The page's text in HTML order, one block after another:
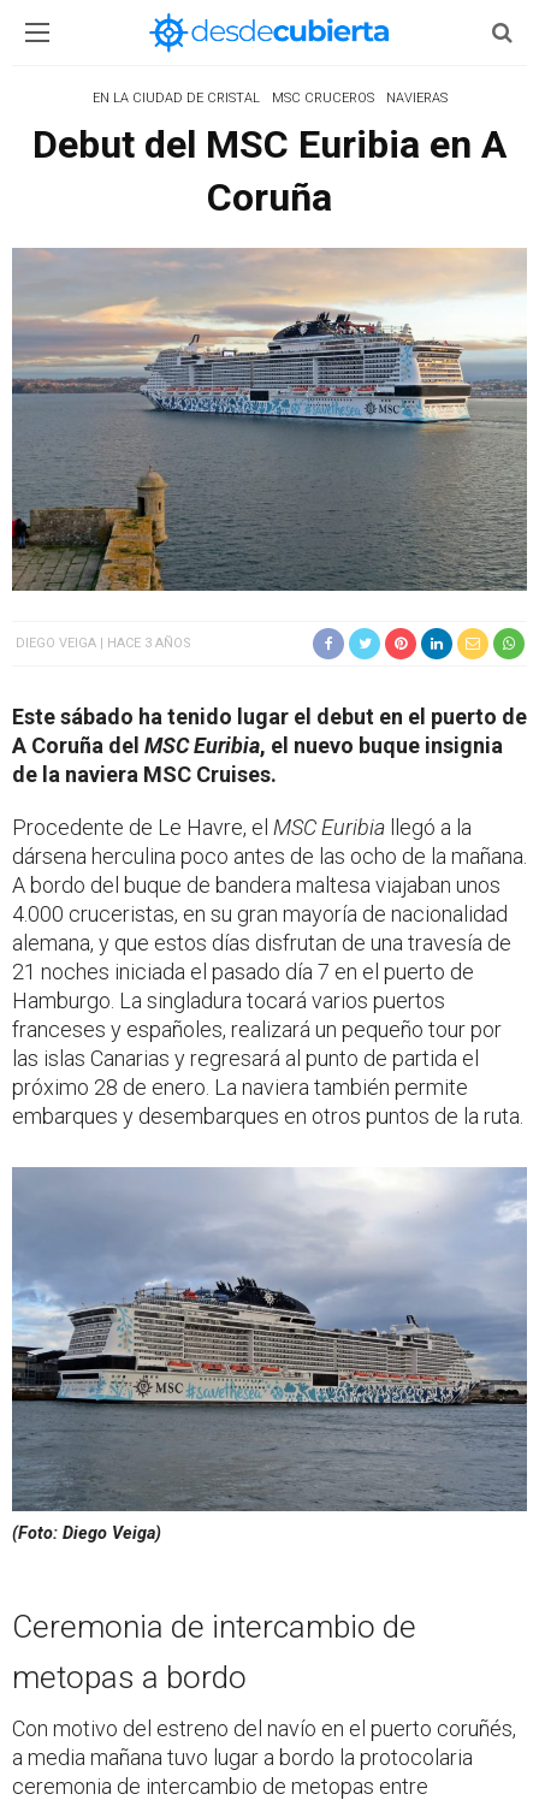
EN LA CIUDAD DE CRISTAL MSC CRUCEROS NAVIERAS
Debut del MSC Euribia en A
Coruña
DIEGO VEIGA HACE 3 AÑOS
Este sábado ha tenido lugar el debut en el puerto de
A Coruña del MSC Euribia, el nuevo buque insignia
de la naviera MSC Cruises.
Procedente de Le Havre, el MSC Euribia llegó a la
dársena herculina poco antes de las ocho de la mañana.
A bordo del buque de bandera maltesa viajaban unos
4.000 cruceristas, en su gran mayoría de nacionalidad
alemana, y que estos días disfrutan de una travesía de
21 noches iniciada el pasado día 7 en el puerto de
Hamburgo. La singladura tocará varios puertos
franceses y españoles, realizará un pequeño tour por
las islas Canarias y regresará al punto de partida el
próximo 28 de enero. La naviera también permite
embarques y desembarques en otros puntos de la ruta.
(Foto: Diego Veiga)
Ceremonia de intercambio de
metopas a bordo
Con motivo del estreno del navío en el puerto coruñés,
a media mañana tuvo lugar a bordo la protocolaria
ceremonia de intercambio de metopas entre